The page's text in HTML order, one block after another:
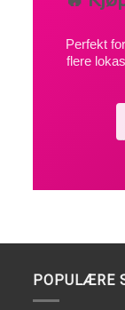
Perfekt
flere
POPULÆRE